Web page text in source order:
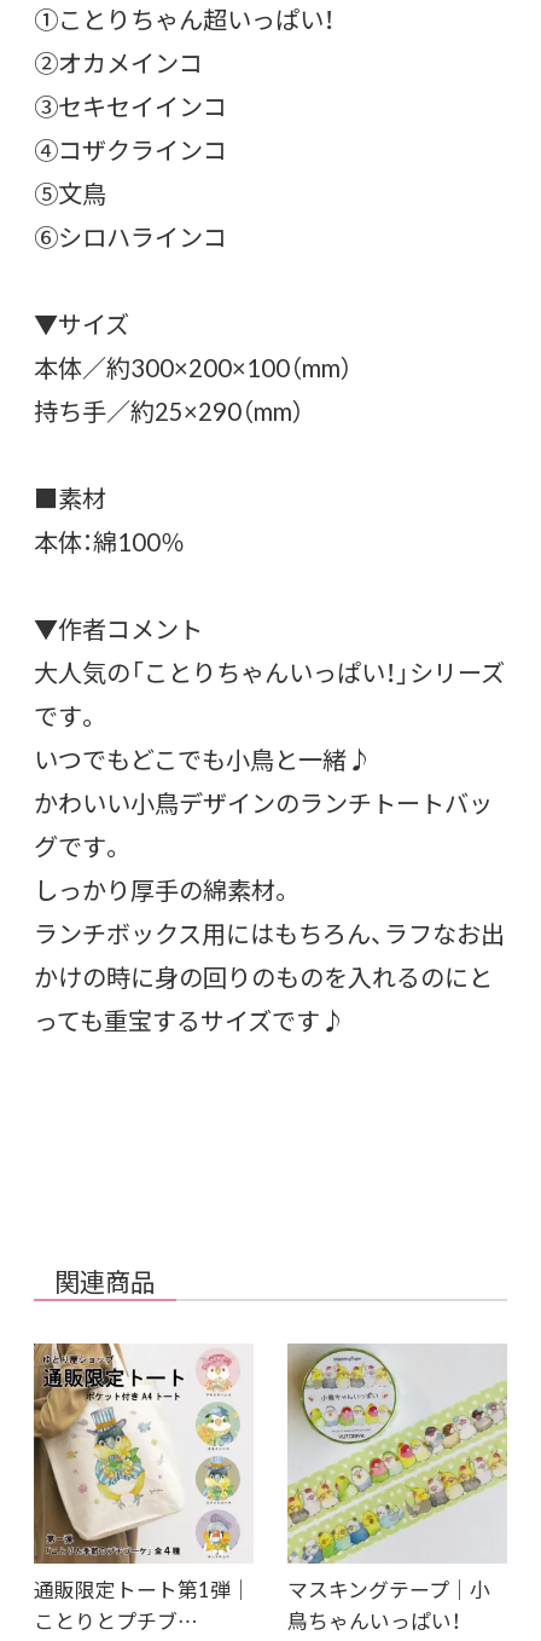
①ことりちゃん超いっぱい！
②オカメインコ
③セキセイインコ
④コザクラインコ
⑤文鳥
⑥シロハラインコ
▼サイズ
本体／約300×200×100（mm）
持ち手／約25×290（mm）
■素材
本体：綿100％
▼作者コメント
大人気の「ことりちゃんいっぱい！」シリーズ
です。
いつでもどこでも小鳥と一緒♪
かわいい小鳥デザインのランチトートバッ
グです。
しっかり厚手の綿素材。
ランチボックス用にはもちろん、ラフなお出
かけの時に身の回りのものを入れるのにと
っても重宝するサイズです♪
関連商品
通販限定トート第1弾｜
ことりとプチブ…
マスキングテープ｜小
鳥ちゃんいっぱい！